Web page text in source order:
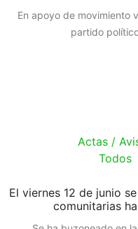
En apoyo de movimiento
partido
Actas /
Todos
El viernes 12 de junio
comunitarias